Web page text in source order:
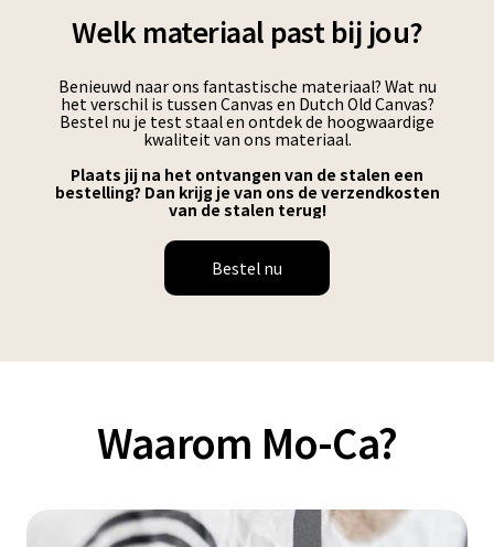
Welk materiaal past bij jou?
Benieuwd naar ons fantastische materiaal? Wat nu
het verschil is tussen Canvas en Dutch Old Canvas?
Bestel nu je test staal en ontdek de hoogwaardige
kwaliteit van ons materiaal.
Plaats jij na het ontvangen van de stalen een
bestelling? Dan krijg je van ons de verzendkosten
van de stalen terug!
Bestel nu
Waarom Mo-Ca?